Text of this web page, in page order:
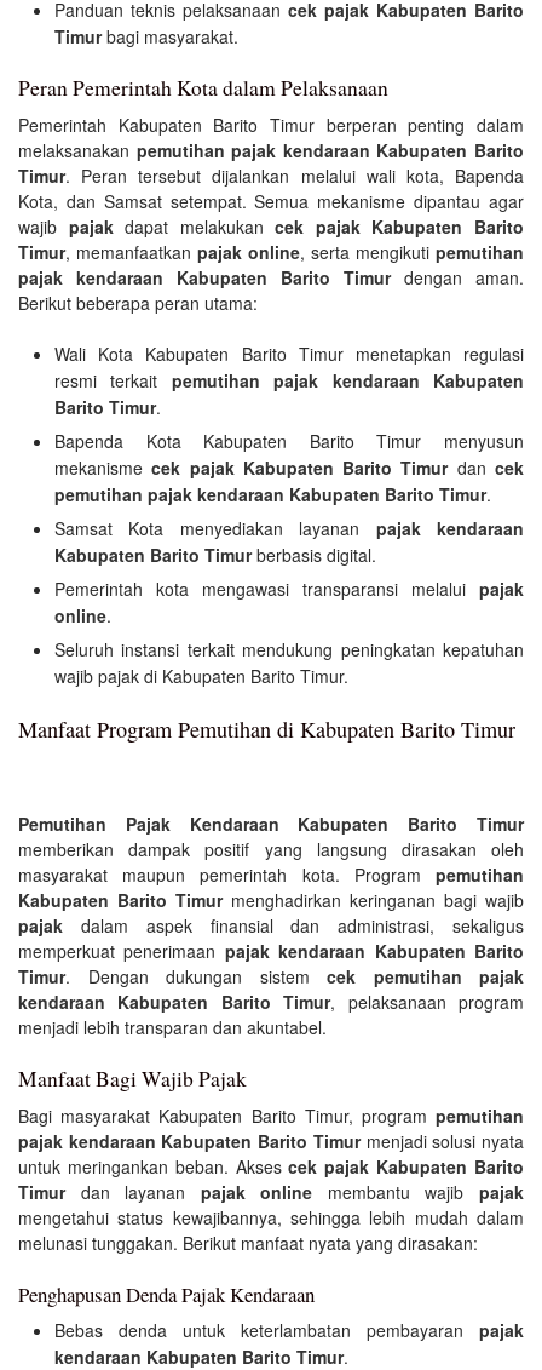
Panduan teknis pelaksanaan cek pajak Kabupaten Barito
Timurbagi masyarakat.
Peran Pemerintah Kota dalam Pelaksanaan
Pemerintah Kabupaten Barito Timur berperan penting dalam
melaksanakan pemutihan pajak kendaraan Kabupaten Barito
Timur. Peran tersebut dijalankan melalui wali kota, Bapenda
Kota, dan Samsat setempat. Semua mekanisme dipantau agar
wajib pajakdapat melakukancek pajak Kabupaten Barito
Timur, memanfaatkan pajak online, serta mengikuti pemutihan
pajak kendaraan Kabupaten Barito Timurdengan aman.
Berikut beberapa peran utama:
Wali Kota Kabupaten Barito Timur menetapkan regulasi
resmi terkait pemutihan pajak kendaraan Kabupaten
Barito Timur.
Bapenda Kota Kabupaten Barito Timur menyusun
mekanismecek pajak Kabupaten Barito Timurdancek
pemutihan pajak kendaraan Kabupaten Barito Timur.
Samsat Kota menyediakan layanan pajak kendaraan
Kabupaten Barito Timurberbasis digital.
Pemerintah kota mengawasi transparansi melalui pajak
online.
Seluruh instansi terkait mendukung peningkatan kepatuhan
wajib pajak di Kabupaten Barito Timur.
Manfaat Program Pemutihan di Kabupaten Barito Timur
Pemutihan Pajak Kendaraan Kabupaten Barito Timur
memberikan dampak positif yang langsung dirasakan oleh
masyarakat maupun pemerintah kota. Program pemutihan
Kabupaten Barito Timurmenghadirkan keringanan bagi wajib
pajak dalam aspek finansial dan administrasi, sekaligus
memperkuat penerimaan pajak kendaraan Kabupaten Barito
Timur. Dengan dukungan sistem cek pemutihan pajak
kendaraan Kabupaten Barito Timur, pelaksanaan program
menjadi lebih transparan dan akuntabel.
Manfaat Bagi Wajib Pajak
Bagi masyarakat Kabupaten Barito Timur, program pemutihan
pajak kendaraan Kabupaten Barito Timurmenjadi solusi nyata
untuk meringankan beban. Aksescek pajak Kabupaten Barito
Timurdan layanan pajak online membantu wajibpajak
mengetahui status kewajibannya, sehingga lebih mudah dalam
melunasi tunggakan. Berikut manfaat nyata yang dirasakan:
Penghapusan Denda Pajak Kendaraan
Bebas denda untuk keterlambatan pembayaran pajak
kendaraan Kabupaten Barito Timur.